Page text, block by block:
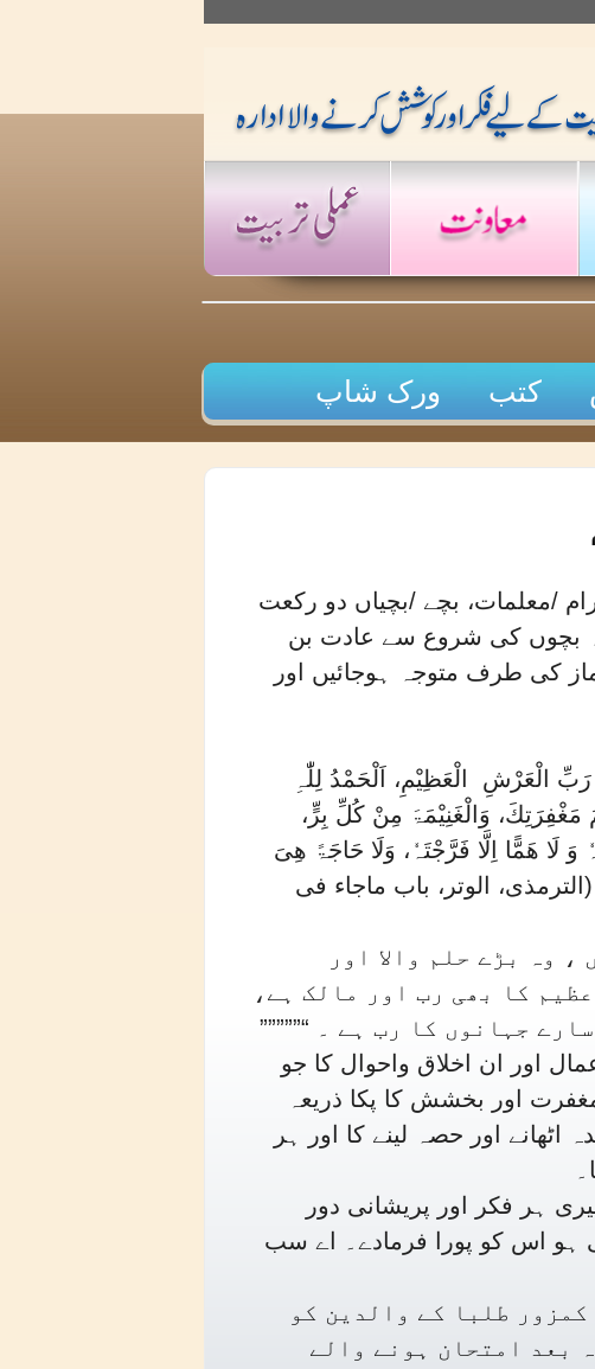
کتب
ورک شاپ
/معلمات، بچے /بچیاں دو رکعت
بچوں کی شروع سے عادت بن
کی طرف متوجہ ہوجائیں اور
رَبِّ الْعَرْشِ الْعَظِیْمِ، اَلْحَمْدُ لِلّٰہِ
وَالْغَنِیْمَۃَ مِنْ کُلِّ بِرٍّ،
وَ لَا ھَمًّا اِلَّا فَرَّجْتَہٗ، وَلَا حَاجَۃً ھِیَ
الوتر، باب ماجاء فی
، وہ بڑے حلم والا اور
کا بھی رب اور مالک ہے،
جہانوں کا رب ہے ۔ “”””””
اور ان اخلاق واحوال کا جو
اور بخشش کا پکا ذریعہ
اور حصہ لینے کا اور ہر
ہر فکر اور پریشانی دور
اس کو پورا فرمادے۔ اے سب
طلبا کے والدین کو
بعد امتحان ہونے والے